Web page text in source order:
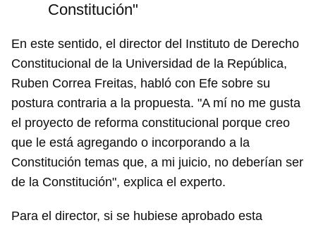
Constitución"
En este sentido, el director del Instituto de Derecho
Constitucional de la Universidad de la República,
Ruben Correa Freitas, habló con Efe sobre su
postura contraria a la propuesta. "A mí no me gusta
el proyecto de reforma constitucional porque creo
que le está agregando o incorporando a la
Constitución temas que, a mi juicio, no deberían ser
de la Constitución", explica el experto.
Para el director, si se hubiese aprobado esta